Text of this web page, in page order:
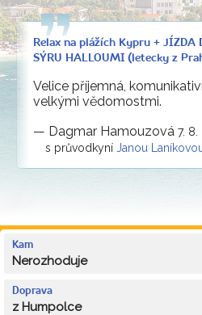
Relax na plážích Kypru + JÍZDA
SÝRU HALLOUMI (letecky z
Velice příjemná,
velkými vědomostmi.
— Dagmar Hamouzová 7.
s průvodkyní Janou
Kam
Nerozhoduje
Doprava
z Humpolce